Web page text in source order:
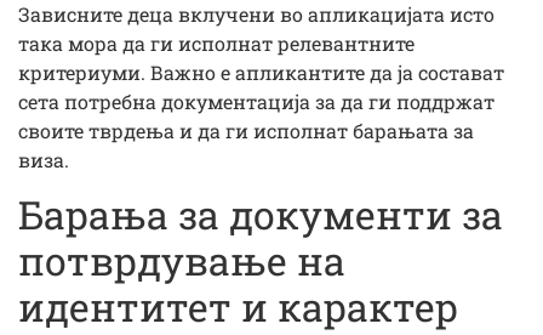
Зависните деца вклучени во апликацијата исто
така мора да ги исполнат релевантните
критериуми. Важно е апликантите да ја состават
сета потребна документација за да ги поддржат
своите тврдења и да ги исполнат барањата за
виза.
Барања за документи за
потврдување на
идентитет и карактер